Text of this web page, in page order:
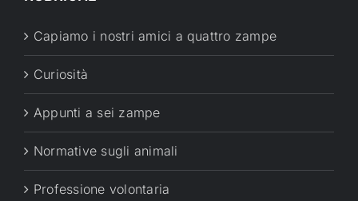
Capiamo i nostri amici a quattro zampe
Curiosità
Appunti a sei zampe
Normative sugli animali
Professione volontaria